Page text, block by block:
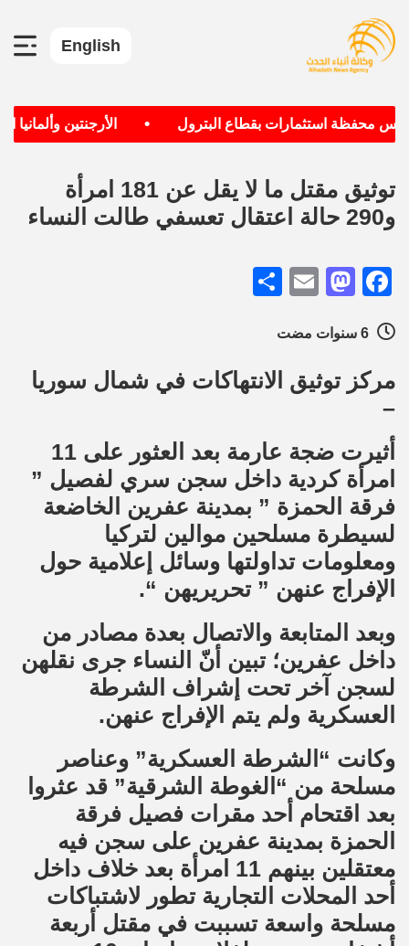
English
محفظة استثمارات بقطاع البترول • الأرجنتين وألمانيا
توثيق مقتل ما لا يقل عن 181 امرأة
و290 حالة اعتقال تعسفي طالت النساء
Facebook
Mastodon
Email
مركز توثيق الانتهاكات في شمال سوريا
–
أثيرت ضجة عارمة بعد العثور على 11
امرأة كردية داخل سجن سري لفصيل ”
فرقة الحمزة ” بمدينة عفرين الخاضعة
لسيطرة مسلحين موالين لتركيا
ومعلومات تداولتها وسائل إعلامية حول
الإفراج عنهن ” تحريريهن “.
وبعد المتابعة والاتصال بعدة مصادر من
داخل عفرين؛ تبين أنّ النساء جرى نقلهن
لسجن آخر تحت إشراف الشرطة
العسكرية ولم يتم الإفراج عنهن.
وكانت “الشرطة العسكرية” وعناصر
مسلحة من “الغوطة الشرقية” قد عثروا
بعد اقتحام أحد مقرات فصيل فرقة
الحمزة بمدينة عفرين على سجن فيه
معتقلين بينهم 11 امرأة بعد خلاف داخل
أحد المحلات التجارية تطور لاشتباكات
مسلحة واسعة تسببت في مقتل أربعة